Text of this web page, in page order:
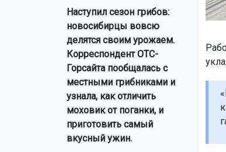
Наступил сезон грибов:
новосибирцы вовсю
делятся своим урожаем.
Корреспондент ОТС-
Горсайта пообщалась с
местными грибниками и
узнала, как отличить
моховик от поганки, и
приготовить самый
вкусный ужин.